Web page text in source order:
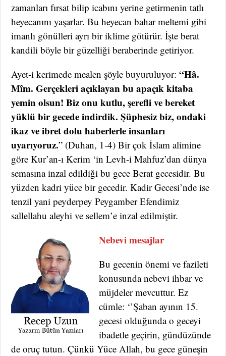
zamanları fırsat bilip icabını yerine getirmenin tatlı
heyecanını yaşarlar. Bu heyecan bahar meltemi gibi
imanlı gönülleri ayrı bir iklime götürür. İşte berat
kandili böyle bir güzelliği beraberinde getiriyor.
Ayet-i kerimede mealen şöyle buyuruluyor:“Hâ.
Mîm. Gerçekleri açıklayan bu apaçık kitaba
yemin olsun! Biz onu kutlu, şerefli ve bereket
yüklü bir gecede indirdik. Şüphesiz biz, ondaki
ikaz ve ibret dolu haberlerle insanları
uyarıyoruz.” (Duhan, 1-4) Bir çok İslam alimine
göre Kur’an-ı Kerim ‘in Levh-i Mahfuz’dan dünya
semasına inzal edildiği bu gece Berat gecesidir. Bu
yüzden kadri yüce bir gecedir. Kadir Gecesi’nde ise
tenzil yani peyderpey Peygamber Efendimiz
sallellahu aleyhi ve sellem’e inzal edilmiştir.
Nebevi mesajlar
Bu gecenin önemi ve fazileti
konusunda nebevi ihbar ve
müjdeler mevcuttur. Ez
cümle: ‘’Şaban ayının 15.
gecesi olduğunda o geceyi
ibadetle geçirin, gündüzünde
de oruç tutun. Çünkü Yüce Allah, bu gece güneşin